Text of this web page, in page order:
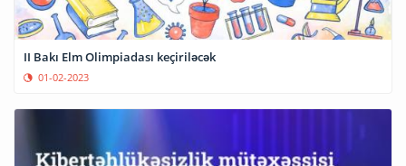
II Bakı Elm Olimpiadası keçiriləcək
01-02-2023